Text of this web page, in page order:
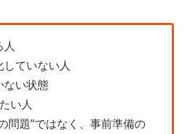
人
していない人
ない状態
い人
問題”ではなく、事前準備の